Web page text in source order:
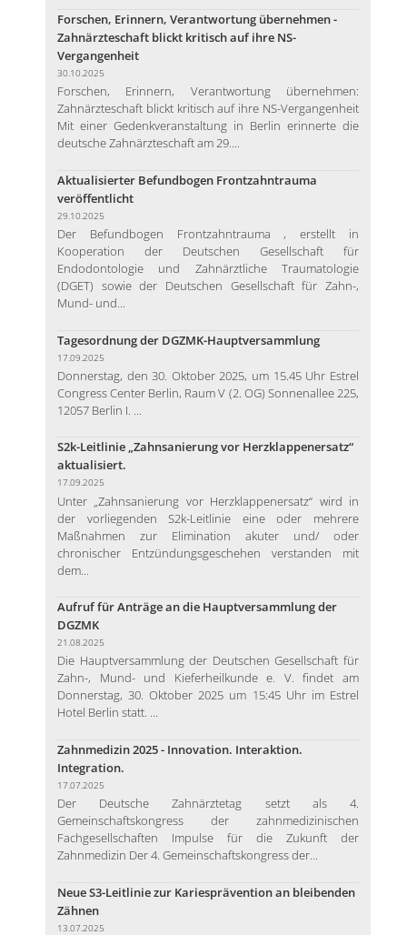
Forschen, Erinnern, Verantwortung übernehmen -
Zahnärzteschaft blickt kritisch auf ihre NS-
Vergangenheit
30.10.2025
Forschen, Erinnern, Verantwortung übernehmen:
Zahnärzteschaft blickt kritisch auf ihre NS-Vergangenheit
Mit einer Gedenkveranstaltung in Berlin erinnerte die
deutsche Zahnärzteschaft am 29....
Aktualisierter Befundbogen Frontzahntrauma
veröffentlicht
29.10.2025
Der Befundbogen Frontzahntrauma , erstellt in
Kooperation der Deutschen Gesellschaft für
Endodontologie und Zahnärztliche Traumatologie
(DGET) sowie der Deutschen Gesellschaft für Zahn-,
Mund- und...
Tagesordnung der DGZMK-Hauptversammlung
17.09.2025
Donnerstag, den 30. Oktober 2025, um 15.45 Uhr Estrel
Congress Center Berlin, Raum V (2. OG) Sonnenallee 225,
12057 Berlin I. ...
S2k-Leitlinie „Zahnsanierung vor Herzklappenersatz“
aktualisiert.
17.09.2025
Unter „Zahnsanierung vor Herzklappenersatz“ wird in
der vorliegenden S2k-Leitlinie eine oder mehrere
Maßnahmen zur Elimination akuter und/ oder
chronischer Entzündungsgeschehen verstanden mit
dem...
Aufruf für Anträge an die Hauptversammlung der
DGZMK
21.08.2025
Die Hauptversammlung der Deutschen Gesellschaft für
Zahn-, Mund- und Kieferheilkunde e. V. findet am
Donnerstag, 30. Oktober 2025 um 15:45 Uhr im Estrel
Hotel Berlin statt. ...
Zahnmedizin 2025 - Innovation. Interaktion.
Integration.
17.07.2025
Der Deutsche Zahnärztetag setzt als 4.
Gemeinschaftskongress der zahnmedizinischen
Fachgesellschaften Impulse für die Zukunft der
Zahnmedizin Der 4. Gemeinschaftskongress der...
Neue S3-Leitlinie zur Kariesprävention an bleibenden
Zähnen
13.07.2025